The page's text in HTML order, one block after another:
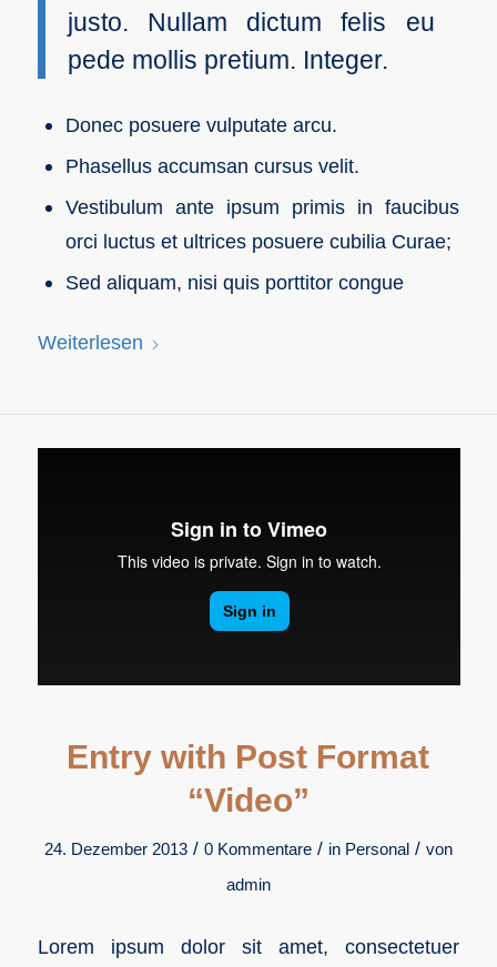
justo. Nullam dictum felis eu
pede mollis pretium. Integer.
Donec posuere vulputate arcu.
Phasellus accumsan cursus velit.
Vestibulum ante ipsum primis in faucibus
orci luctus et ultrices posuere cubilia Curae;
Sed aliquam, nisi quis porttitor congue
Weiterlesen
Entry with Post Format
“Video”
24. Dezember 2013 / 0 Kommentare / in Personal / von
admin
Lorem ipsum dolor sit amet, consectetuer